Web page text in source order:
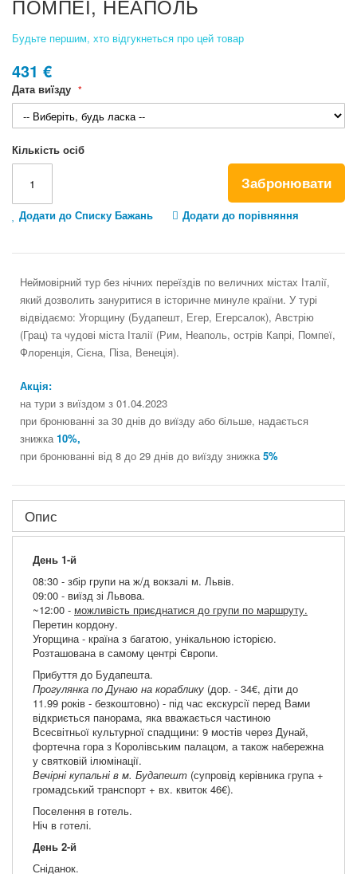
ПОМПЕЇ, НЕАПОЛЬ
Будьте першим, хто відгукнеться про цей товар
431 €
Дата виїзду
Кількість осіб
Забронювати
Додати до Списку Бажань Додати до порівняння
Неймовірний тур без нічних переїздів по величних містах Італії,
який дозволить зануритися в історичне минуле країни. У турі
відвідаємо: Угорщину (Будапешт, Егер, Егерсалок), Австрію
(Грац) та чудові міста Італії (Рим, Неаполь, острів Капрі, Помпеї,
Флоренція, Сієна, Піза, Венеція).
Акція:
на тури з виїздом з 01.04.2023
при бронюванні за 30 днів до виїзду або більше, надається
знижка10%,
при бронюванні від 8 до 29 днів до виїзду знижка5%
beginning
the
gallery
Опис
День 1-й
08:30 - збір групи на ж/д вокзалі м. Львів.
09:00 - виїзд зі Львова.
~12:00 - можливість приєднатися до групи по маршруту.
Перетин кордону.
Угорщина - країна з багатою, унікальною історією.
Розташована в самому центрі Європи.
Прибуття до Будапешта.
Прогулянка по Дунаю на кораблику (дор. - 34€, діти до
11.99 років - безкоштовно) - під час екскурсії перед Вами
відкриється панорама, яка вважається частиною
Всесвітньої культурної спадщини: 9 мостів через Дунай,
фортечна гора з Королівським палацом, а також набережна
у святковій ілюмінації.
Вечірні купальні в м. Будапешт (супровід керівника група +
громадський транспорт + вх. квиток 46€).
Поселення в готель.
Ніч в готелі.
День 2-й
Сніданок.